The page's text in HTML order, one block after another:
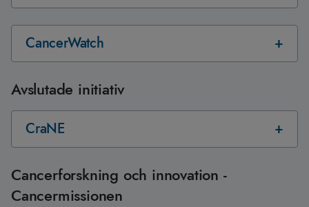
CancerWatch
Avslutade initiativ
CraNE
Cancerforskning och innovation -
Cancermissionen